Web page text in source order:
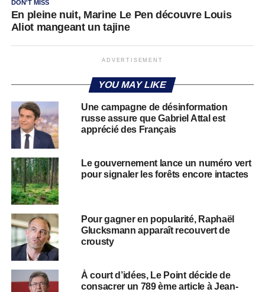
DON'T MISS
En pleine nuit, Marine Le Pen découvre Louis
Aliot mangeant un tajine
ADVERTISEMENT
YOU MAY LIKE
Une campagne de désinformation
russe assure que Gabriel Attal est
apprécié des Français
Le gouvernement lance un numéro vert
pour signaler les forêts encore intactes
Pour gagner en popularité, Raphaël
Glucksmann apparaît recouvert de
crousty
À court d’idées, Le Point décide de
consacrer un 789 ème article à Jean-